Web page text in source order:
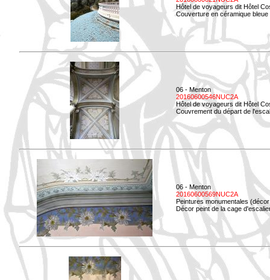
Hôtel de voyageurs dit Hôtel
Couverture en céramique
06 - Menton
20160600546NUC2A
Hôtel de voyageurs dit Hôtel
Couvrement du départ de
06 - Menton
20160600569NUC2A
Peintures monumentales
Décor peint de la cage